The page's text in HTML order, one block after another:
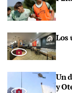
Los
Un
y